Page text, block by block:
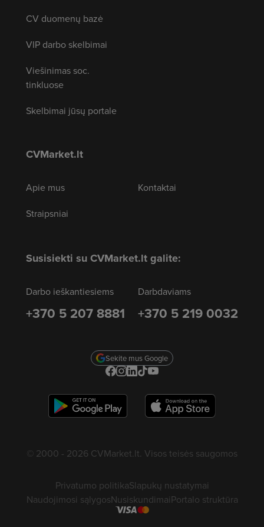
CV duomenų bazė
VIP darbo skelbimai
Viešinimas soc.
tinkluose
Skelbimai jūsų portale
CVMarket.lt
Apie mus
Straipsniai
Kontaktai
Susisiekti su CVMarket.lt galite:
Darbo ieškantiesiems
+370 5 207 8881
Darbdaviams
+370 5 219 0032
Sekite mus Google
© 2000 - 2026 CVMarket.lt. Visos teisės saugomos
Privatumo politikaSlapukų nustatymai
Naudojimosi sąlygosNusiskundimaiPortalo struktūra